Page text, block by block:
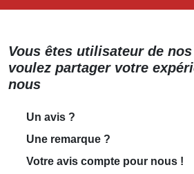
Vous êtes utilisateur de
voulez partager votre
nous
Un avis ?
Une remarque ?
Votre avis compte pour nous !